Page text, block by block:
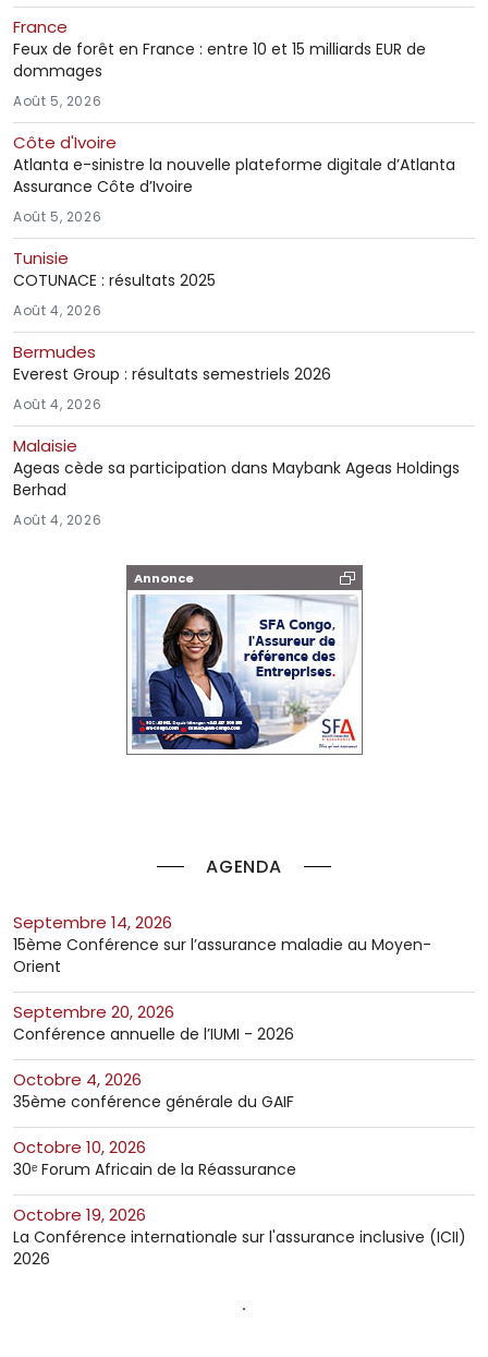
Annonce
AGENDA
septembre 14, 2026
15ème Conférence sur l’assurance maladie au Moyen-
Orient
septembre 20, 2026
Conférence annuelle de l’IUMI - 2026
octobre 4, 2026
35ème conférence générale du GAIF
octobre 10, 2026
30ᵉ Forum Africain de la Réassurance
octobre 19, 2026
La Conférence internationale sur l'assurance inclusive (ICII)
2026
France
Feux de forêt en France : entre 10 et 15 milliards EUR de
dommages
Août 5, 2026
Côte d'Ivoire
Atlanta e-sinistre la nouvelle plateforme digitale d’Atlanta
Assurance Côte d’Ivoire
Août 5, 2026
Tunisie
COTUNACE : résultats 2025
Août 4, 2026
Bermudes
Everest Group : résultats semestriels 2026
Août 4, 2026
Malaisie
Ageas cède sa participation dans Maybank Ageas Holdings
Berhad
Août 4, 2026